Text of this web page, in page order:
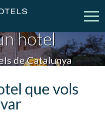
Escapades
Descobreix Catalunya
hotel
de Catalunya
que vols